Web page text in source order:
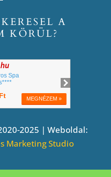
A
KÖRÜL?
2025 | Weboldal:
Marketing Studio